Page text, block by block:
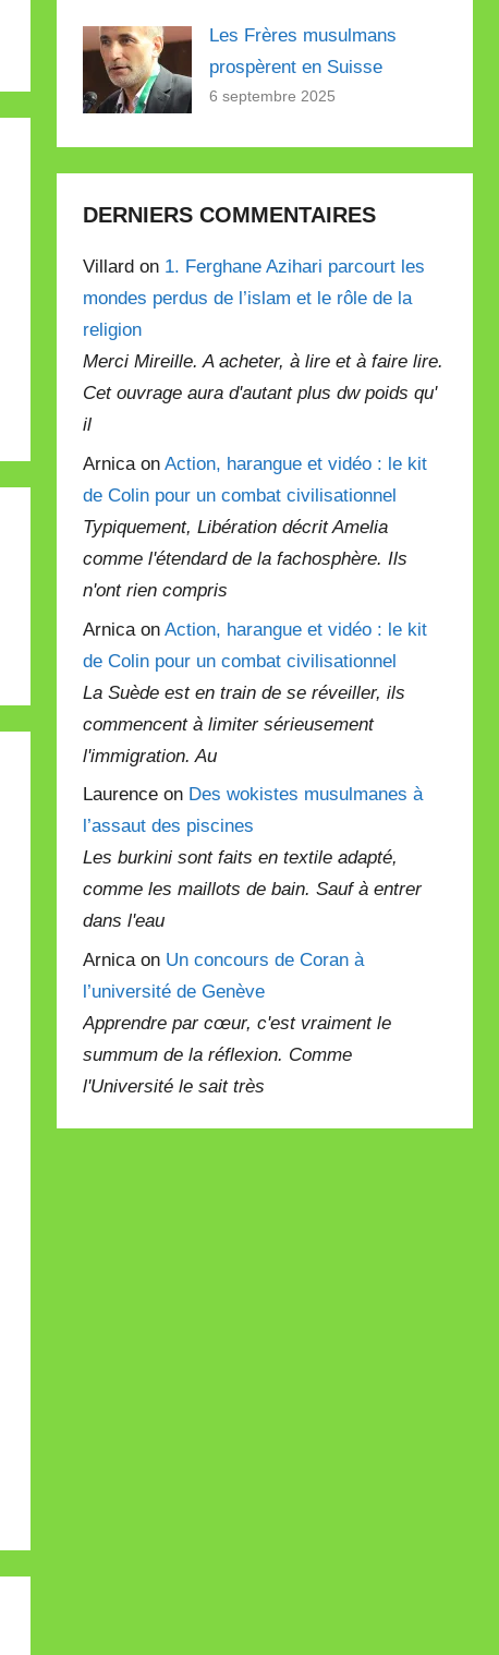
Les Frères musulmans
prospèrent en Suisse
6 septembre 2025
DERNIERS COMMENTAIRES
Villard on 1. Ferghane Azihari parcourt les
mondes perdus de l’islam et le rôle de la
religion
Merci Mireille. A acheter, à lire et à faire lire.
Cet ouvrage aura d'autant plus dw poids qu'
il
Arnica onAction, harangue et vidéo : le kit
de Colin pour un combat civilisationnel
Typiquement, Libération décrit Amelia
comme l'étendard de la fachosphère. Ils
n'ont rien compris
Arnica onAction, harangue et vidéo : le kit
de Colin pour un combat civilisationnel
La Suède est en train de se réveiller, ils
commencent à limiter sérieusement
l'immigration. Au
Laurence on Des wokistes musulmanes à
l’assaut des piscines
Les burkini sont faits en textile adapté,
comme les maillots de bain. Sauf à entrer
dans l'eau
Arnica on Un concours de Coran à
l’université de Genève
Apprendre par cœur, c'est vraiment le
summum de la réflexion. Comme
l'Université le sait très